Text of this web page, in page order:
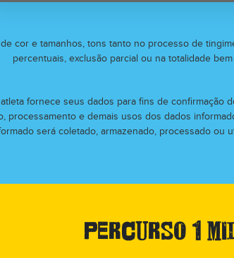
cor e tamanhos, tons tanto no processo de
percentuais, exclusão parcial ou na totalidade
fornece seus dados para fins de confirmação
processamento e demais usos dos dados
será coletado, armazenado, processado ou
Percurso 1